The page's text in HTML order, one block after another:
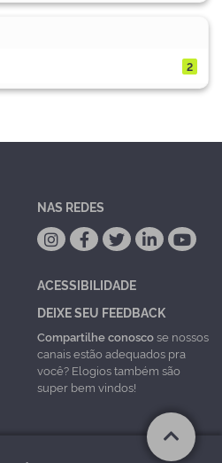
2
NAS REDES
ACESSIBILIDADE
DEIXE SEU FEEDBACK
Compartilhe conoscose nossos
canais estão adequados pra
você? Elogios também são
super bem vindos!